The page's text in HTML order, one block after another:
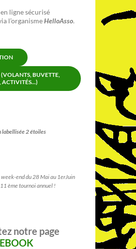
ligne sécurisé
l’organismeHelloAsso.
BUVETTE,
ACTIVITÉS...)
labellisée 2 étoiles
end du 28 Mai au 1erJuin
ème tournoi annuel !
notre page